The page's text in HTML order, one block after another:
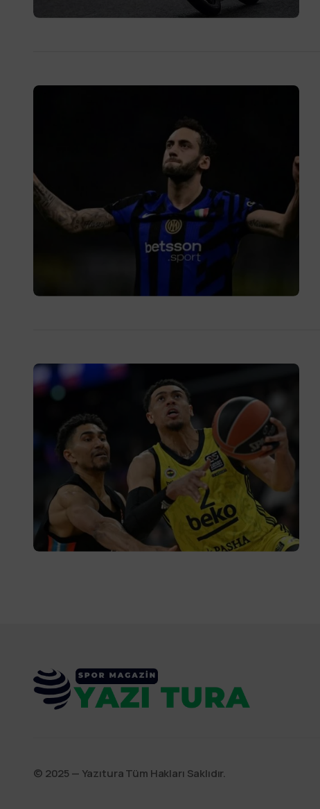
©️ 2025 — Yazıtura Tüm Hakları Saklıdır.